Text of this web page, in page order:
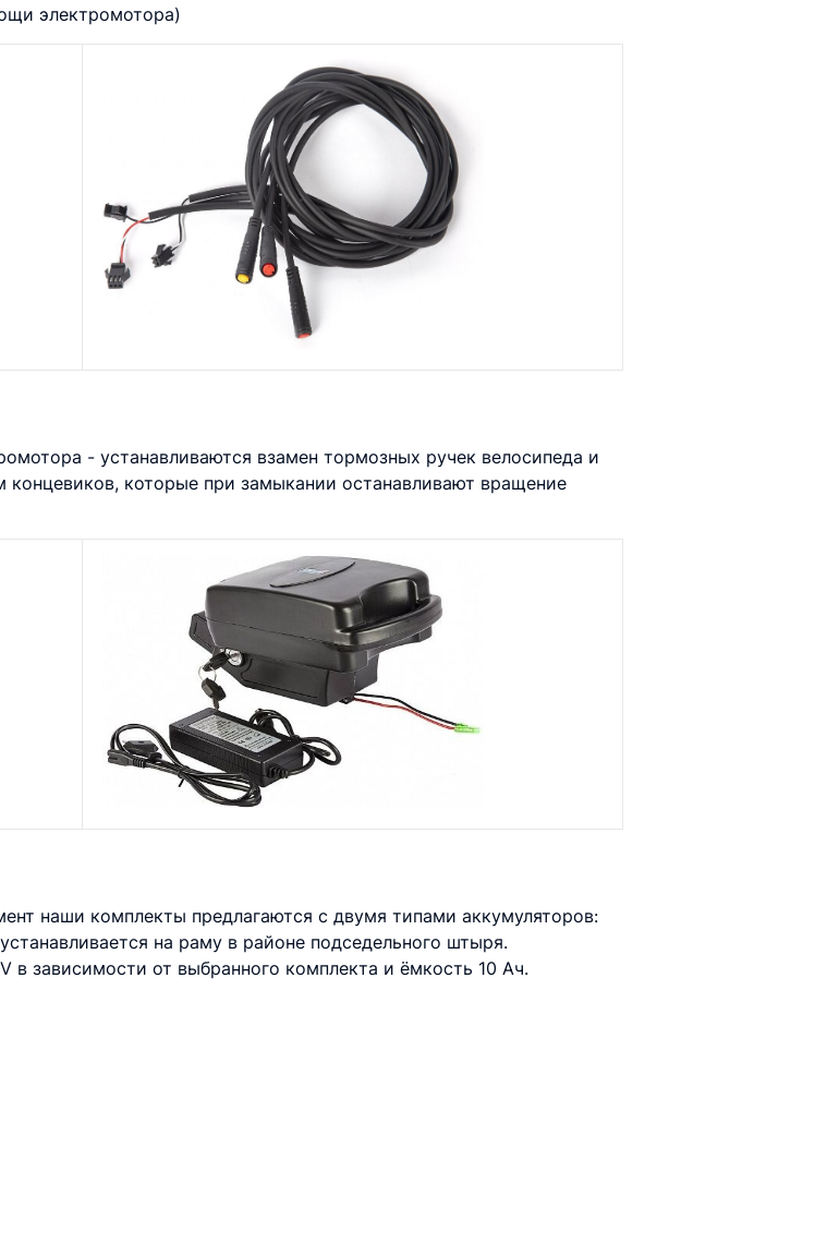
электромотора)
- устанавливаются взамен тормозных ручек велосипеда и
которые при замыкании останавливают вращение
наши комплекты предлагаются с двумя типами аккумуляторов:
на раму в районе подседельного штыря.
зависимости от выбранного комплекта и ёмкость 10 Ач.